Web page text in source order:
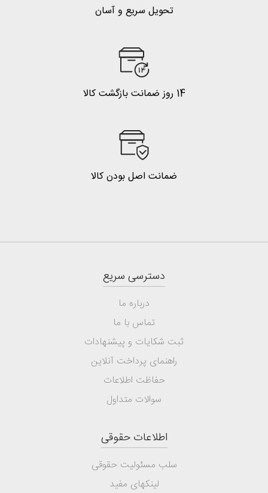
تحویل سریع و آسان
14 روز ضمانت بازگشت کالا
ضمانت اصل بودن کالا
دسترسی سریع
درباره ما
تماس با ما
ثبت شکایات و پیشنهادات
راهنمای پرداخت آنلاین
حفاظت اطلاعات
سوالات متداول
اطلاعات حقوقی
سلب مسئولیت حقوقی
لینکهای مفید